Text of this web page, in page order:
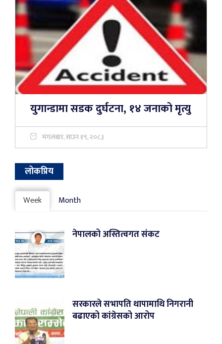
युगान्डामा सडक दुर्घटना, १४ जनाको मृत्यु
मंगलबार, साउन १९, २०८३
लोकप्रिय
Week Month
नेपालको अस्तित्वगत संकट
सरकारले सभापति थापामाथि निगरानी
बढाएको कांग्रेसको आरोप